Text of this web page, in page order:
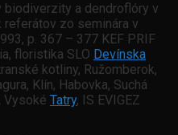
biodiverzity a dendroflóry v
zo seminára v
p. 367 – 377 KEF PRIF
floristika SLO Devínska
kotliny, Ružomberok,
Klín, Habovka, Suchá
Vysoké Tatry, IS EVIGEZ